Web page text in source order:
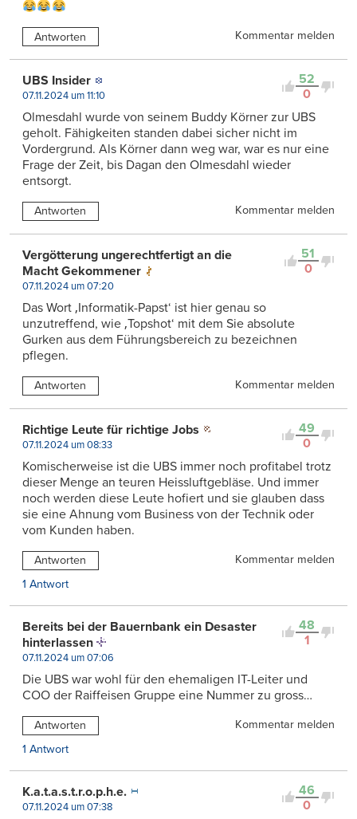
Antworten Kommentar melden
52
0
UBS Insider
07.11.2024 um 11:10
Olmesdahl wurde von seinem Buddy Körner zur UBS
geholt. Fähigkeiten standen dabei sicher nicht im
Vordergrund. Als Körner dann weg war, war es nur eine
Frage der Zeit, bis Dagan den Olmesdahl wieder
entsorgt.
Antworten Kommentar melden
51
0
Vergötterung ungerechtfertigt an die
Macht Gekommener
07.11.2024 um 07:20
Das Wort ‚Informatik-Papst‘ ist hier genau so
unzutreffend, wie ‚Topshot‘ mit dem Sie absolute
Gurken aus dem Führungsbereich zu bezeichnen
pflegen.
Antworten Kommentar melden
49
0
Richtige Leute für richtige Jobs
07.11.2024 um 08:33
Komischerweise ist die UBS immer noch profitabel trotz
dieser Menge an teuren Heissluftgebläse. Und immer
noch werden diese Leute hofiert und sie glauben dass
sie eine Ahnung vom Business von der Technik oder
vom Kunden haben.
Antworten
Kommentar melden
1 Antwort
48
1
Bereits bei der Bauernbank ein Desaster
hinterlassen
07.11.2024 um 07:06
Die UBS war wohl für den ehemaligen IT-Leiter und
COO der Raiffeisen Gruppe eine Nummer zu gross…
Antworten
Kommentar melden
1 Antwort
46
0
K.a.t.a.s.t.r.o.p.h.e.
07.11.2024 um 07:38